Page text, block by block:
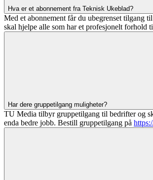
Hva er et abonnement fra Teknisk Ukeblad?
Med et abonnement får du ubegrenset tilgang
skal hjelpe alle som har et profesjonelt forhold
Har dere gruppetilgang muligheter?
TU Media tilbyr gruppetilgang til bedrifter og
enda bedre jobb. Bestill gruppetilgang på